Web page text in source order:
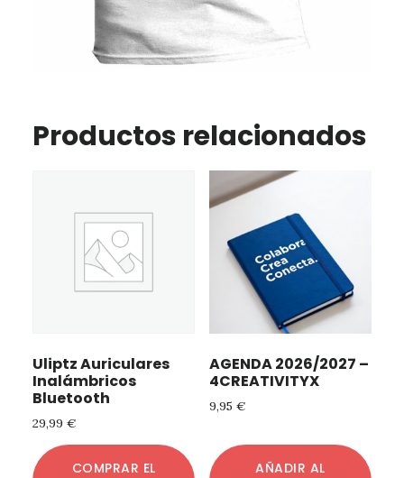
Productos relacionados
Uliptz Auriculares
Inalámbricos
Bluetooth
29,99 €
COMPRAR EL
AGENDA 2026/2027 –
4CREATIVITYX
9,95 €
AÑADIR AL